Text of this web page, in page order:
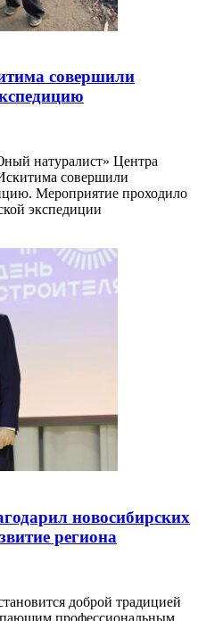
совершили
натуралист» Центра
совершили
Мероприятие проходило
экспедиции
новосибирских
региона
доброй традицией
профессиональным